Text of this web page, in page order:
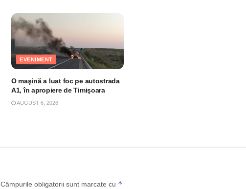
EVENIMENT
O maşină a luat foc pe autostrada
A1, în apropiere de Timişoara
AUGUST 6, 2026
Câmpurile obligatorii sunt marcate cu *